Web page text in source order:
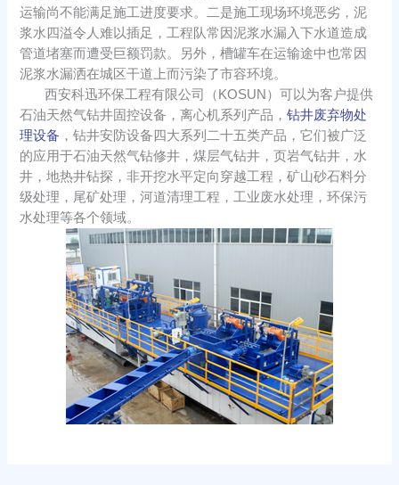
运输尚不能满足施工进度要求。二是施工现场环境恶劣，泥
浆水四溢令人难以插足，工程队常因泥浆水漏入下水道造成
管道堵塞而遭受巨额罚款。另外，槽罐车在运输途中也常因
泥浆水漏洒在城区干道上而污染了市容环境。
西安科迅环保工程有限公司（KOSUN）可以为客户提供
石油天然气钻井固控设备，离心机系列产品，钻井废弃物处
理设备 ，钻井安防设备四大系列二十五类产品，它们被广泛
的应用于石油天然气钻修井，煤层气钻井，页岩气钻井，水
井，地热井钻探，非开挖水平定向穿越工程，矿山砂石料分
级处理，尾矿处理，河道清理工程，工业废水处理，环保污
水处理等各个领域。